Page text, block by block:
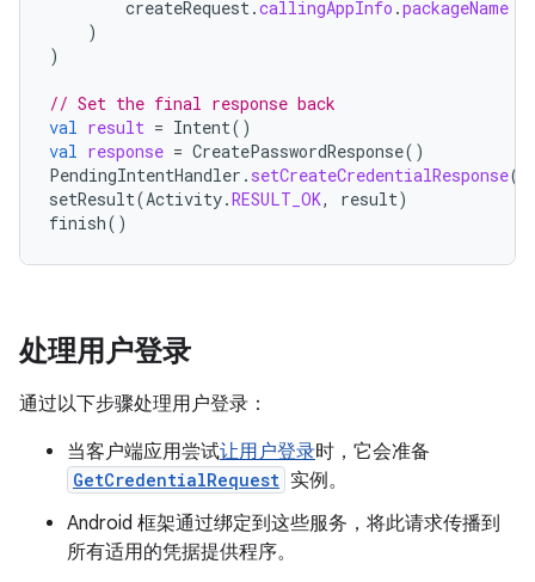
createRequest.callingAppInfo .packageName
)
)
// Set the final response back
val result = Intent()
val response = CreatePasswordResponse()
PendingIntentHandler . setCreateCredentialResponse(
setResult(Activity.RESULT_OK, result)
finish()
处理用户登录
通过以下步骤处理用户登录：
当客户端应用尝试让用户登录时，它会准备
GetCredentialRequest 实例。
Android 框架通过绑定到这些服务，将此请求传播到
所有适用的凭据提供程序。